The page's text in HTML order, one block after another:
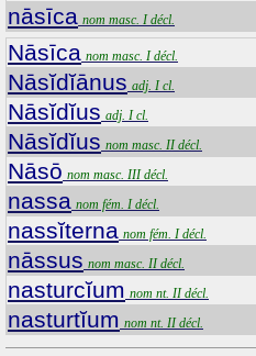
nāsīca nom masc. I décl.
Nāsīca nom masc. I décl.
Nāsĭdĭānus adj. I cl.
Nāsĭdĭus adj. I cl.
Nāsĭdĭus nom masc. II décl.
Nāsō nom masc. III décl.
nassa nom fém. I décl.
nassĭterna nom fém. I décl.
nāssus nom masc. II décl.
nasturcĭum nom nt. II décl.
nasturtĭum nom nt. II décl.